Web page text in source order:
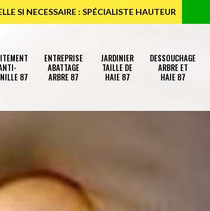
SI NECESSAIRE : SPÉCIALISTE HAUTEUR
87
ENTREPRISE
ABATTAGE
ARBRE 87
JARDINIER
TAILLE DE
HAIE 87
DESSOUCHAGE
ARBRE ET
HAIE 87